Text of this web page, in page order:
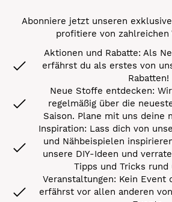
Abonniere jetzt unseren
profitiere von zahlreichen
Aktionen und Rabatte: Als
erfährst du als erstes von
Rabatten!
Neue Stoffe entdecken:
regelmäßig über die
Saison. Plane mit uns deine
Inspiration: Lass dich von
und Nähbeispielen
unsere DIY-Ideen und
Tipps und Tricks rund
Veranstaltungen: Kein Event
erfährst vor allen anderen